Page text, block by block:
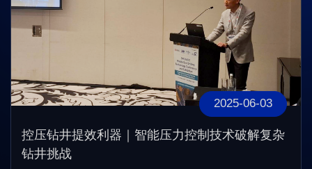
2025-06-03
控压钻井提效利器｜智能压力控制技术破解复杂
钻井挑战